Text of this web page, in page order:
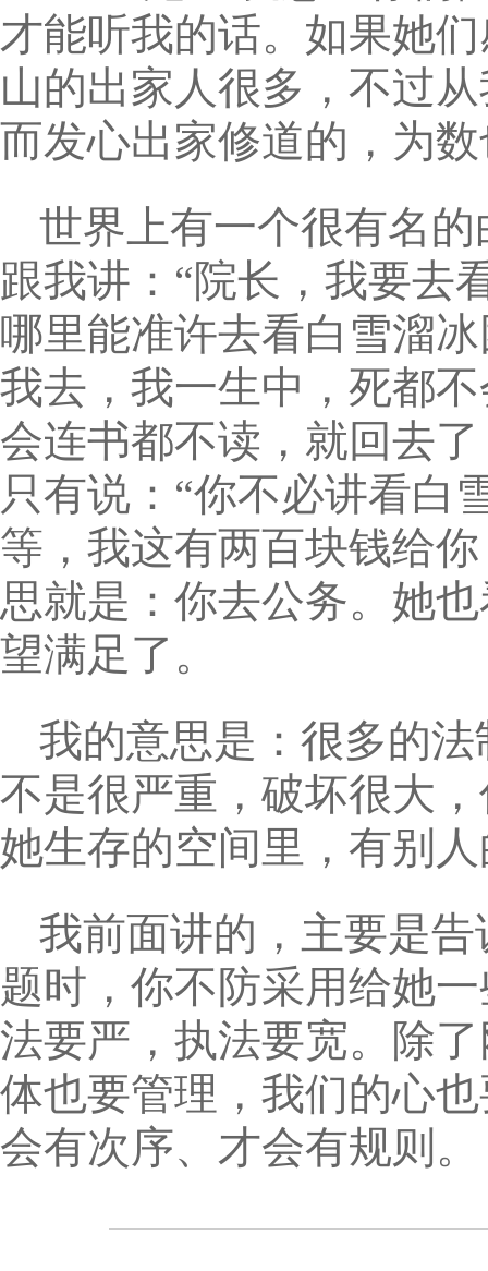
才能听我的话。如果她
山的出家人很多，不过
而发心出家修道的，为
世界上有一个很有名
跟我讲：“院长，我要去
哪里能准许去看白雪溜
我去，我一生中，死都
会连书都不读，就回去
只有说：“你不必讲看白
等，我这有两百块钱给
思就是：你去公务。她
望满足了。
我的意思是：很多的
不是很严重，破坏很大
她生存的空间里，有别
我前面讲的，主要是
题时，你不防采用给她
法要严，执法要宽。除
体也要管理，我们的心
会有次序、才会有规则。